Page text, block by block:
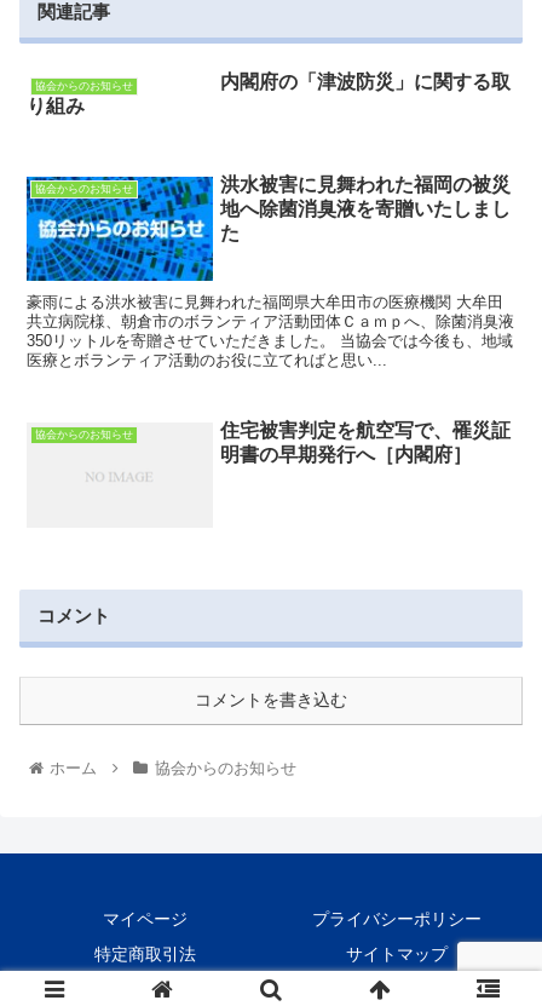
関連記事
協会からのお知らせ
内閣府の「津波防災」に関する取
り組み
協会からのお知らせ
洪水被害に見舞われた福岡の被災
地へ除菌消臭液を寄贈いたしまし
た
豪雨による洪水被害に見舞われた福岡県大牟田市の医療機関 大牟田
共立病院様、朝倉市のボランティア活動団体Ｃａｍｐへ、除菌消臭液
350リットルを寄贈させていただきました。 当協会では今後も、地域
医療とボランティア活動のお役に立てればと思い...
協会からのお知らせ
住宅被害判定を航空写で、罹災証
明書の早期発行へ［内閣府］
コメント
コメントを書き込む
ホーム 協会からのお知らせ
マイページ
プライバシーポリシー
特定商取引法
サイトマップ
Copyright © 2016-2026 ぜんさいきょう All Rights Reserved.